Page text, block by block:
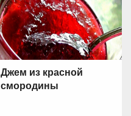
Джем из красной
смородины